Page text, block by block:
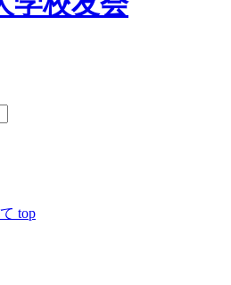
top